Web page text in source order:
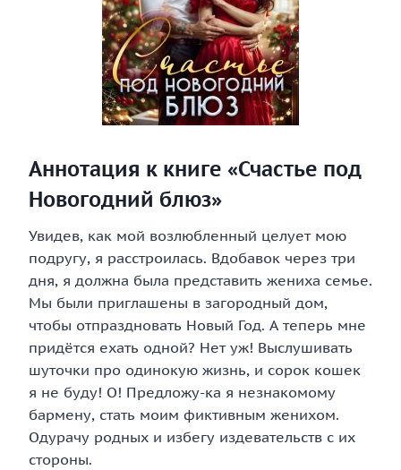
Аннотация к книге «Счастье под
Новогодний блюз»
Увидев, как мой возлюбленный целует мою
подругу, я расстроилась. Вдобавок через три
дня, я должна была представить жениха семье.
Мы были приглашены в загородный дом,
чтобы отпраздновать Новый Год. А теперь мне
придётся ехать одной? Нет уж! Выслушивать
шуточки про одинокую жизнь, и сорок кошек
я не буду! О! Предложу-ка я незнакомому
бармену, стать моим фиктивным женихом.
Одурачу родных и избегу издевательств с их
стороны.